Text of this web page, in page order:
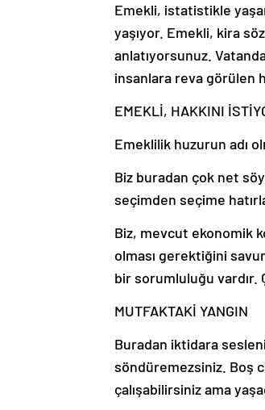
Emekli, istatistikle
yaşıyor. Emekli, kira
anlatıyorsunuz.
insanlara reva görülen
EMEKLİ, HAKKINI
Emeklilik huzurun adı
Biz buradan çok net
seçimden seçime
Biz, mevcut ekonomik
olması gerektiğini
bir sorumluluğu vardır.
MUTFAKTAKİ YANGIN
Buradan iktidara
söndüremezsiniz. Boş
çalışabilirsiniz ama